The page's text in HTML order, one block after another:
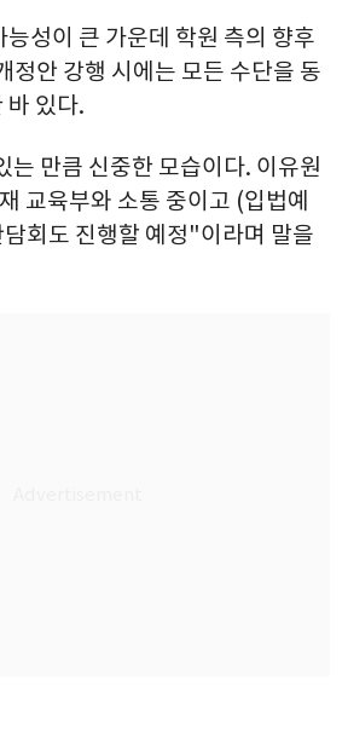
성이 큰 가운데 학원 측의 향후
정안 강행 시에는 모든 수단을 동
바 있다.
는 만큼 신중한 모습이다. 이유원
교육부와 소통 중이고 (입법예
회도 진행할 예정"이라며 말을